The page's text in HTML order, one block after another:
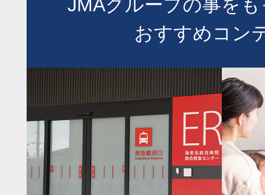
JMAグループの事を
おすすめコン